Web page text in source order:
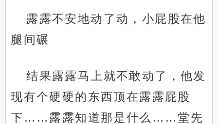
露露不安地动了动，小屁股在他
腿间碾
结果露露马上就不敢动了，他发
现有个硬硬的东西顶在露露屁股
下……露露知道那是什么……堂先